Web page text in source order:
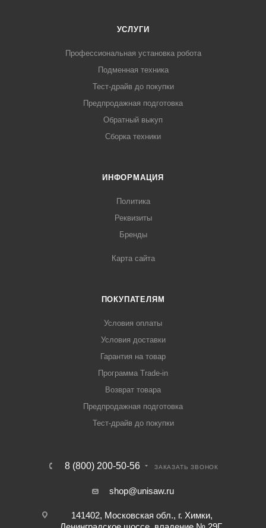
УСЛУГИ
Профессиональная установка робота
Подменная техника
Тест-драйв до покупки
Предпродажная подготовка
Обратный выкуп
Сборка техники
ИНФОРМАЦИЯ
Политика
Реквизиты
Бренды
Карта сайта
ПОКУПАТЕЛЯМ
Условия оплаты
Условия доставки
Гарантия на товар
Программа Trade-in
Возврат товара
Предпродажная подготовка
Тест-драйв до покупки
8 (800) 200-50-56 ЗАКАЗАТЬ ЗВОНОК
shop@unisaw.ru
141402, Московская обл., г. Химки,